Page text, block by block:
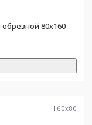
80x160
160x80